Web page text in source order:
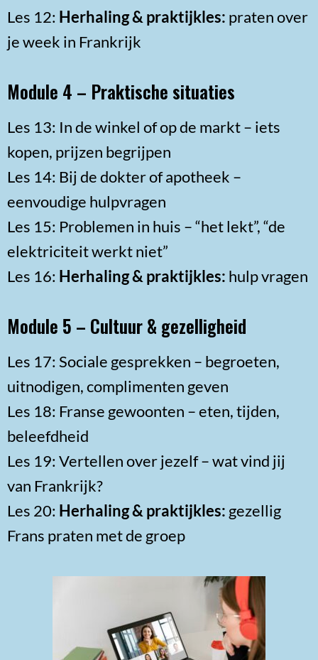
Les 12: Herhaling & praktijkles: praten over
je week in Frankrijk
Module 4 – Praktische situaties
Les 13: In de winkel of op de markt – iets
kopen, prijzen begrijpen
Les 14: Bij de dokter of apotheek –
eenvoudige hulpvragen
Les 15: Problemen in huis – “het lekt”, “de
elektriciteit werkt niet”
Les 16: Herhaling & praktijkles: hulp vragen
Module 5 – Cultuur & gezelligheid
Les 17: Sociale gesprekken – begroeten,
uitnodigen, complimenten geven
Les 18: Franse gewoonten – eten, tijden,
beleefdheid
Les 19: Vertellen over jezelf – wat vind jij
van Frankrijk?
Les 20: Herhaling & praktijkles: gezellig
Frans praten met de groep